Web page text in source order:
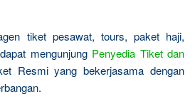
tiket pesawat, tours, paket haji,
mengunjung Penyedia Tiket dan
Resmi yang bekerjasama dengan